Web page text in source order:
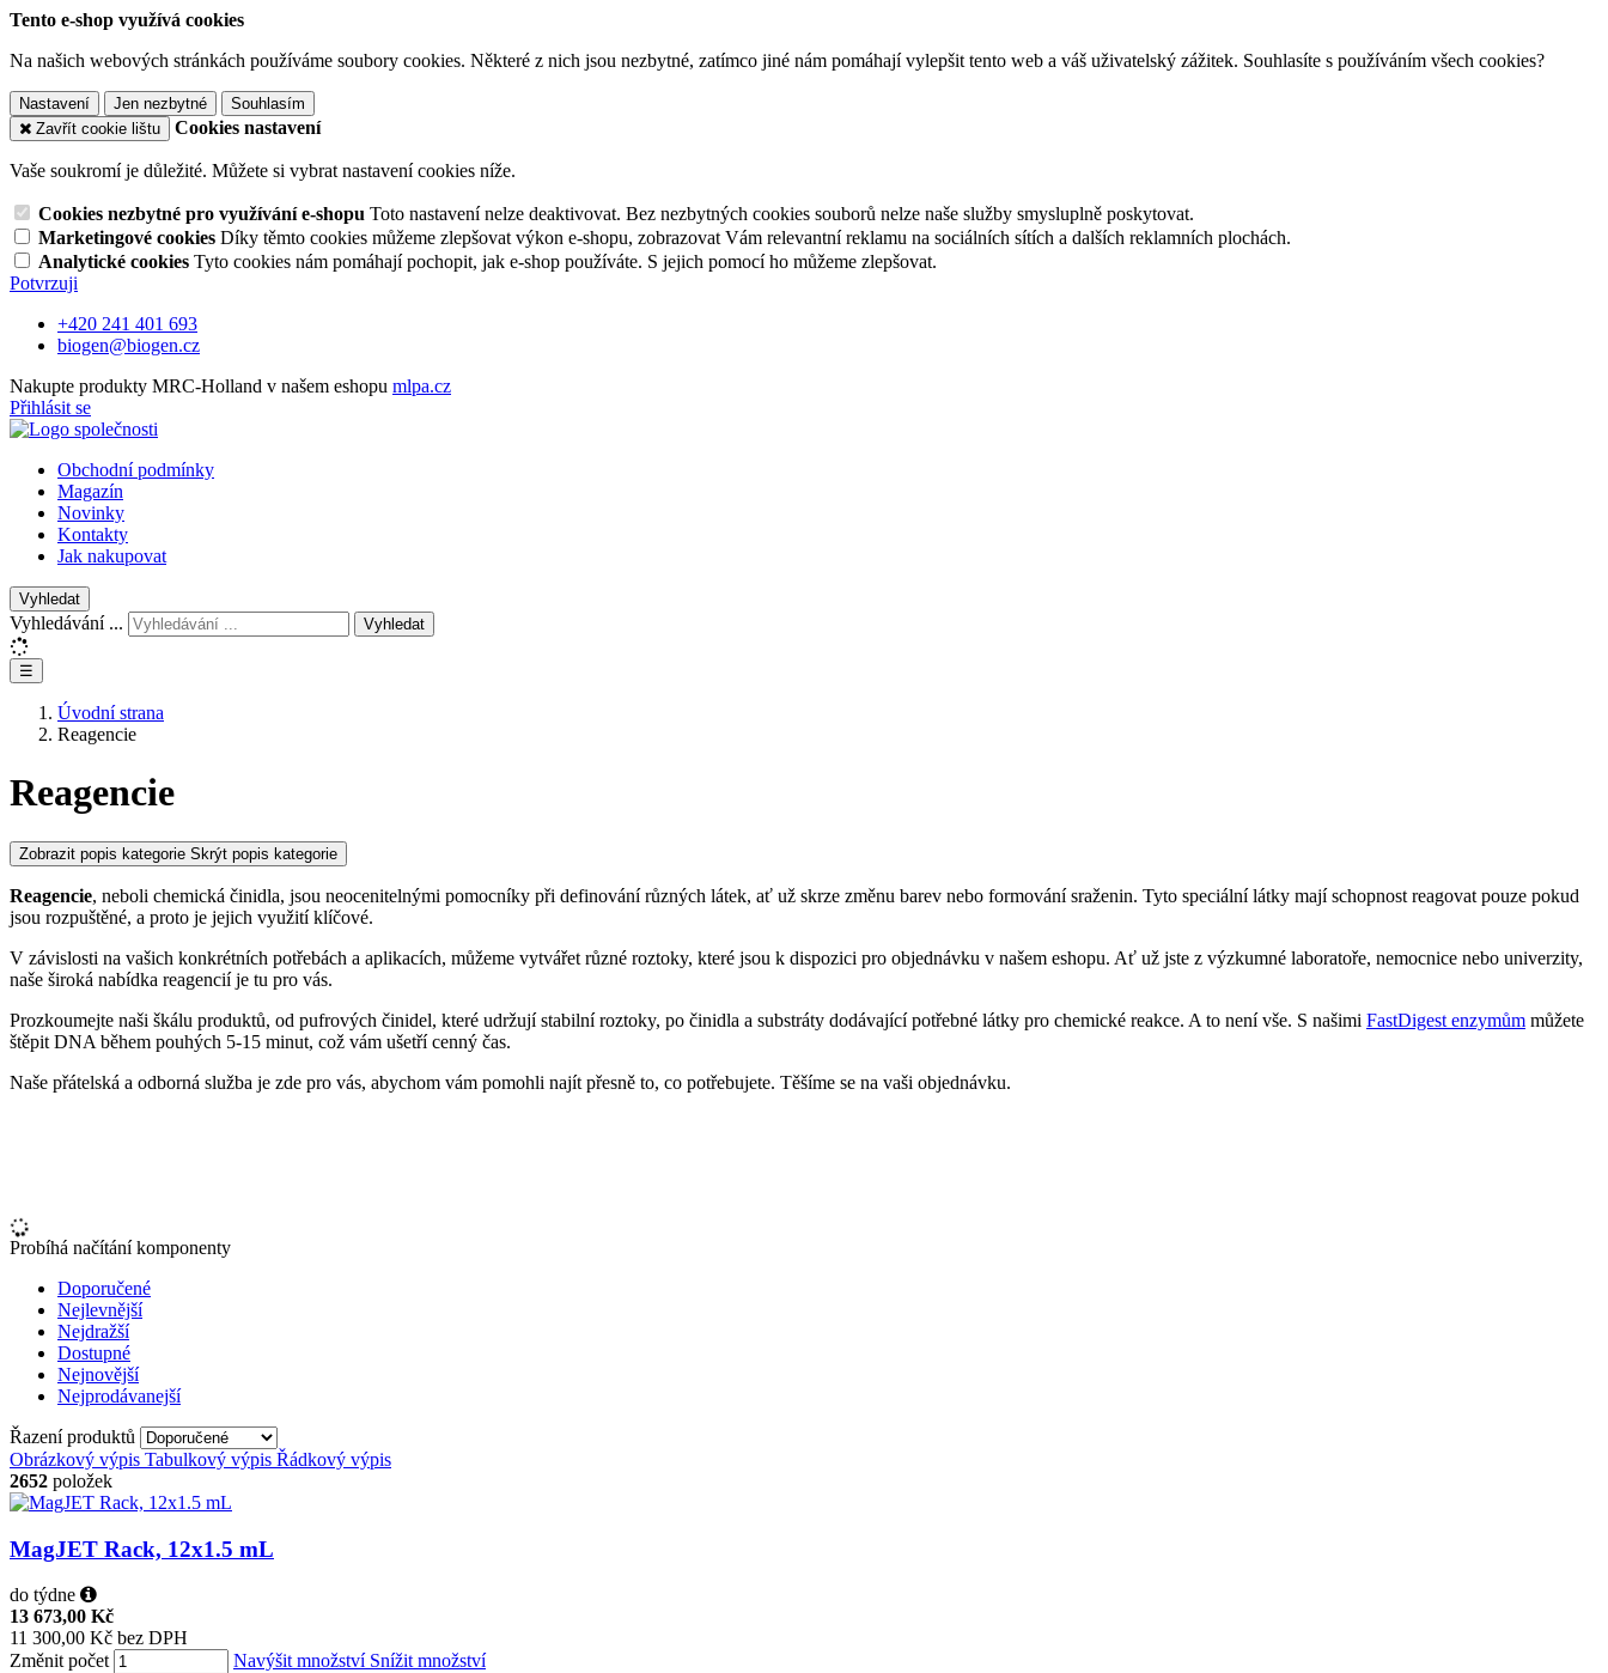
Tento e-shop využívá cookies
Na našich webových stránkách používáme soubory cookies. Některé z nich jsou nezbytné, zatímco jiné nám pomáhají vylepšit tento web a váš uživatelský zážitek. Souhlasíte s používáním všech cookies?
Nastavení Jen nezbytné
Souhlasím
Zavřít cookie lištu
Cookies nastavení
Vaše soukromí je důležité. Můžete si vybrat nastavení cookies níže.
Cookies nezbytné pro využívání e-shopu Toto nastavení nelze deaktivovat. Bez nezbytných cookies souborů nelze naše služby smysluplně poskytovat.
Marketingové cookies Díky těmto cookies můžeme zlepšovat výkon e-shopu, zobrazovat Vám relevantní reklamu na sociálních sítích a dalších reklamních plochách.
Analytické cookies Tyto cookies nám pomáhají pochopit, jak e-shop používáte. S jejich pomocí ho můžeme zlepšovat.
Potvrzuji
+420 241 401 693
biogen@biogen.cz
Nakupte produkty MRC-Holland v našem eshopu mlpa.cz
Přihlásit se
Obchodní podmínky
Magazín
Novinky
Kontakty
Jak nakupovat
Vyhledat
Vyhledávání ... Vyhledat
☰
Úvodní strana
Reagencie
Reagencie
Zobrazit popis kategorie Skrýt popis kategorie
Reagencie, neboli chemická činidla, jsou neocenitelnými pomocníky při definování různých látek, ať už skrze změnu barev nebo formování sraženin. Tyto speciální látky mají schopnost reagovat pouze pokud
jsou rozpuštěné, a proto je jejich využití klíčové.
V závislosti na vašich konkrétních potřebách a aplikacích, můžeme vytvářet různé roztoky, které jsou k dispozici pro objednávku v našem eshopu. Ať už jste z výzkumné laboratoře, nemocnice nebo univerzity,
naše široká nabídka reagencií je tu pro vás.
Prozkoumejte naši škálu produktů, od pufrových činidel, které udržují stabilní roztoky, po činidla a substráty dodávající potřebné látky pro chemické reakce. A to není vše. S našimi FastDigest enzymům můžete
štěpit DNA během pouhých 5-15 minut, což vám ušetří cenný čas.
Naše přátelská a odborná služba je zde pro vás, abychom vám pomohli najít přesně to, co potřebujete. Těšíme se na vaši objednávku.
Probíhá načítání komponenty
Doporučené
Nejlevnější
Nejdražší
Dostupné
Nejnovější
Nejprodávanejší
Řazení produktů
Obrázkový výpis Tabulkový výpis Řádkový výpis
2652 položek
MagJET Rack, 12x1.5 mL
do týdne
13 673,00 Kč
11 300,00 Kč bez DPH
Změnit počet
Navýšit množství Snížit množství